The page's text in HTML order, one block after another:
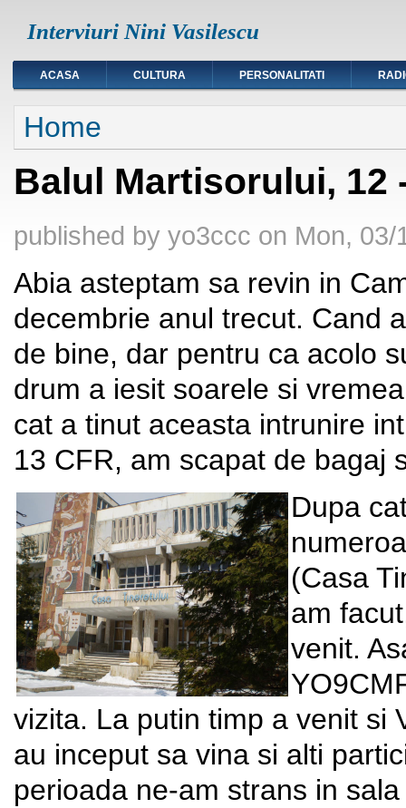
Interviuri Nini Vasilescu
ACASA CULTURA PERSONALITATI
You are here
Home
Balul Martisorului, 12
published by yo3ccc on Mon, 03/
Abia asteptam sa revin in
decembrie anul trecut. Cand
de bine, dar pentru ca acolo
drum a iesit soarele si
cat a tinut aceasta intrunire
13 CFR, am scapat de bagaj
Dupa
(Casa
am
venit.
vizita. La putin timp a venit si
au inceput sa vina si alti
perioada ne-am strans in